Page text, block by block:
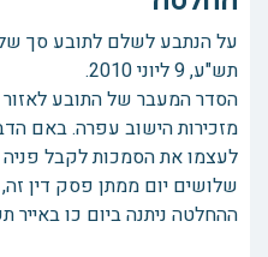
תש"ע, 9 ליוני 2010.
הסדר המעבר של התובע לאזור
מזכירות הישוב עפרה. באם
לעצמו את הסמכות לקבל
שלושים יום ממתן פסק דין
ההחלטה ניתנה ביום כו באייר תש"ע 10